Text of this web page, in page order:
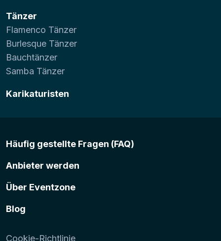
Tänzer
Flamenco Tänzer
Burlesque Tänzer
Bauchtänzer
Samba Tänzer
Karikaturisten
Häufig gestellte Fragen (FAQ)
Anbieter werden
Über Eventzone
Blog
Cookie-Richtlinie